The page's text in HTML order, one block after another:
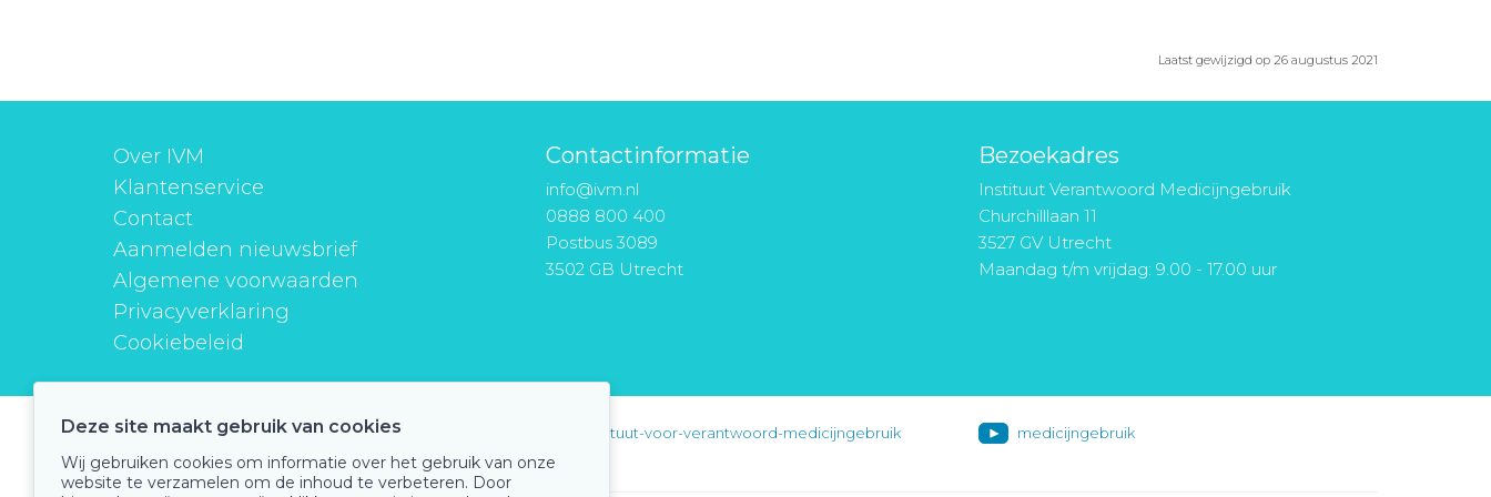
Laatst gewijzigd op 26 augustus 2021
Over IVM
Klantenservice
Contact
Aanmelden nieuwsbrief
Algemene voorwaarden
Privacyverklaring
Cookiebeleid
Contactinformatie
info@ivm.nl
0888 800 400
Postbus 3089
3502 GB Utrecht
Bezoekadres
Instituut Verantwoord Medicijngebruik
Churchilllaan 11
3527 GV Utrecht
Maandag t/m vrijdag: 9.00 - 17.00 uur
instituutverantwoordmedicijngebruik instituut-voor-verantwoord-medicijngebruik medicijngebruik
Deze site maakt gebruik van cookies
Wij gebruiken cookies om informatie over het gebruik van onze
website te verzamelen om de inhoud te verbeteren. Door